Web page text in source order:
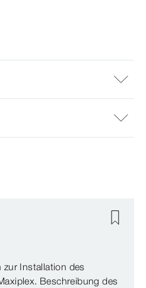
zur Installation des
Beschreibung des